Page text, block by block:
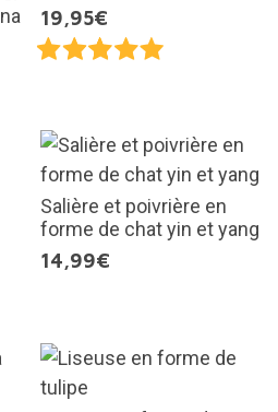
19,95€
Salière et poivrière en
forme de chat yin et yang
14,99€